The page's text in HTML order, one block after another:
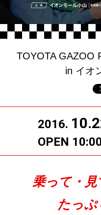
TOYOTA GAZOO
in イオ
2016.
OPEN
乗って・見
たっぷ